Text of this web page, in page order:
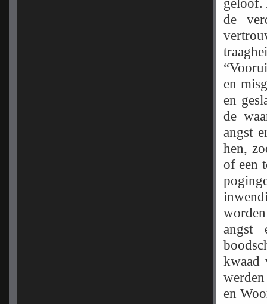
de
en
en
de
angst
hen,
of een
angst
kwaad
en